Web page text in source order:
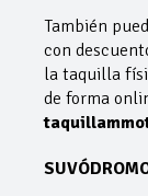
También
con
la taquilla
de forma